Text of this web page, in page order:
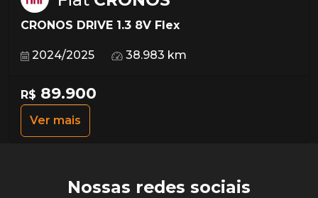
CRONOS DRIVE 1.3 8V Flex
2024/2025 38.983 km
R$ 89.900
Ver mais
Nossas redes sociais